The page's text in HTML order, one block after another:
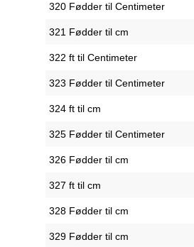
320 Fødder til Centimeter
321 Fødder til cm
322 ft til Centimeter
323 Fødder til Centimeter
324 ft til cm
325 Fødder til Centimeter
326 Fødder til cm
327 ft til cm
328 Fødder til cm
329 Fødder til cm